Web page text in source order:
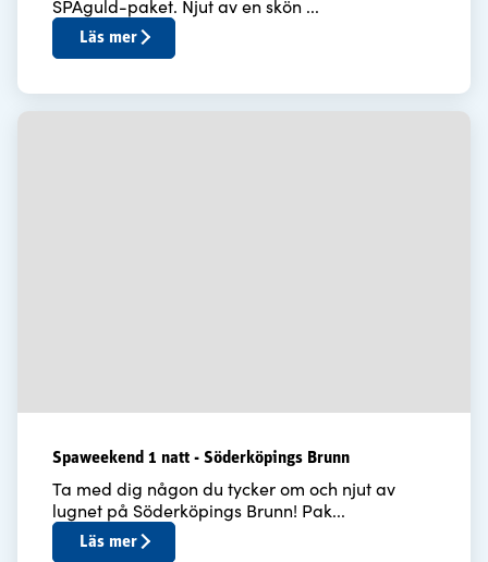
SPAguld-paket. Njut av en skön ...
Läs mer
Spaweekend 1 natt - Söderköpings Brunn
Ta med dig någon du tycker om och njut av
lugnet på Söderköpings Brunn! Pak...
Läs mer